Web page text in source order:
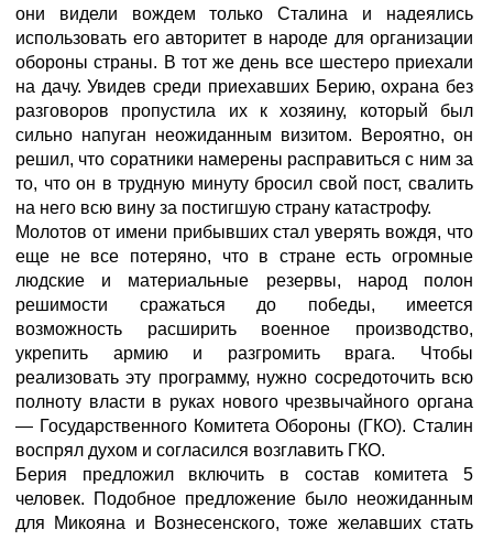
они видели вождем только Сталина и надеялись
использовать его авторитет в народе для организации
обороны страны. В тот же день все шестеро приехали
на дачу. Увидев среди приехавших Берию, охрана без
разговоров пропустила их к хозяину, который был
сильно напуган неожиданным визитом. Вероятно, он
решил, что соратники намерены расправиться с ним за
то, что он в трудную минуту бросил свой пост, свалить
на него всю вину за постигшую страну катастрофу.
Молотов от имени прибывших стал уверять вождя, что
еще не все потеряно, что в стране есть огромные
людские и материальные резервы, народ полон
решимости сражаться до победы, имеется
возможность расширить военное производство,
укрепить армию и разгромить врага. Чтобы
реализовать эту программу, нужно сосредоточить всю
полноту власти в руках нового чрезвычайного органа
— Государственного Комитета Обороны (ГКО). Сталин
воспрял духом и согласился возглавить ГКО.
Берия предложил включить в состав комитета 5
человек. Подобное предложение было неожиданным
для Микояна и Вознесенского, тоже желавших стать